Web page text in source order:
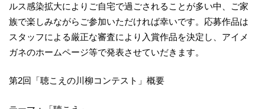
ルス感染拡大によりご自宅で過ごされることが多い中、ご家
族で楽しみながらご参加いただければ幸いです。応募作品は
スタッフによる厳正な審査により入賞作品を決定し、アイメ
ガネのホームページ等で発表させていだきます。
第2回「聴こえの川柳コンテスト」概要